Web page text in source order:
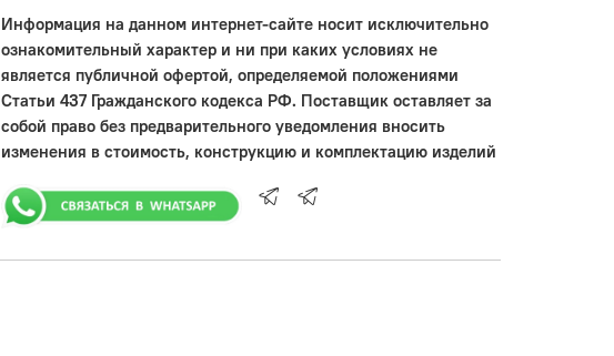
Информация на данном интернет-сайте носит исключительно
ознакомительный характер и ни при каких условиях не
является публичной офертой, определяемой положениями
Статьи 437 Гражданского кодекса РФ. Поставщик оставляет за
собой право без предварительного уведомления вносить
изменения в стоимость, конструкцию и комплектацию изделий